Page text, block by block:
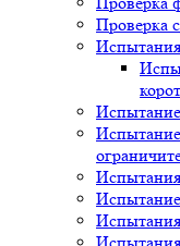
Проверка
Испытания